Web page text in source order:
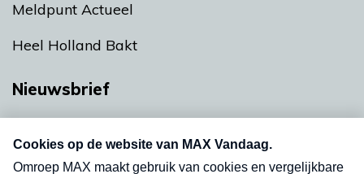
Meldpunt Actueel
Heel Holland Bakt
Nieuwsbrief
nieuwsbrief. Elke vrijdag- en dinsdagochtend in
uw mailbox.